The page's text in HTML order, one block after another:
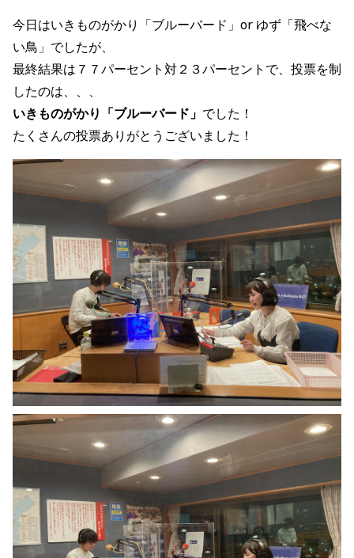
今日はいきものがかり「ブルーバード」or ゆず「飛べな
い鳥」 でしたが、
最終結果は７７パーセント対２３パーセントで、投票を制
したのは、、、
いきものがかり「ブルーバード」 でした！
たくさんの投票ありがとうございました！